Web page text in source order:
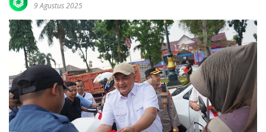
9 Agustus 2025